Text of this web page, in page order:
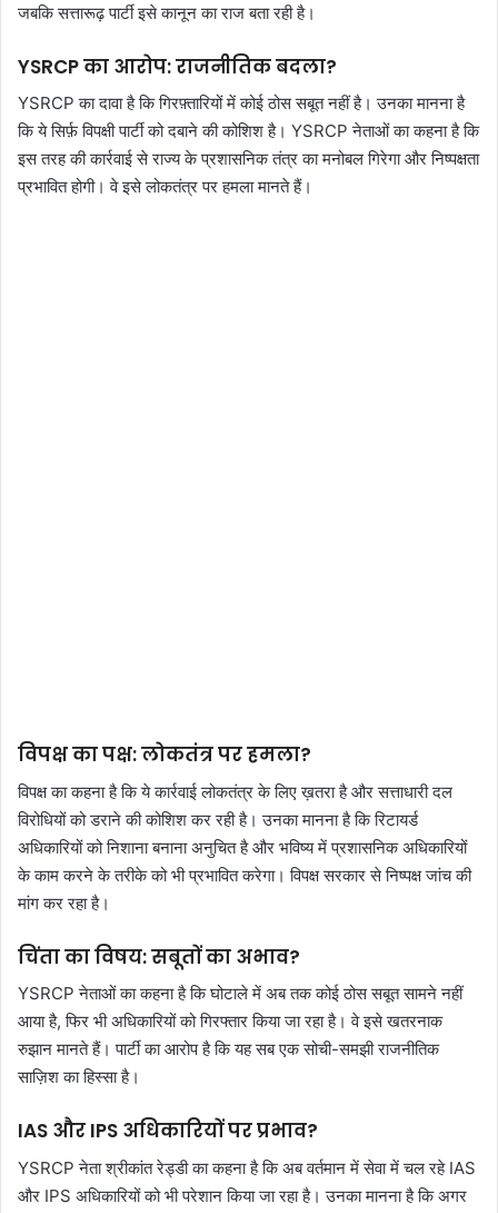
जबकि सत्तारूढ़ पार्टी इसे कानून का राज बता रही है।
YSRCP का आरोप: राजनीतिक बदला?
YSRCP का दावा है कि गिरफ़्तारियों में कोई ठोस सबूत नहीं है। उनका मानना है
कि ये सिर्फ़ विपक्षी पार्टी को दबाने की कोशिश है। YSRCP नेताओं का कहना है कि
इस तरह की कार्रवाई से राज्य के प्रशासनिक तंत्र का मनोबल गिरेगा और निष्पक्षता
प्रभावित होगी। वे इसे लोकतंत्र पर हमला मानते हैं।
विपक्ष का पक्ष: लोकतंत्र पर हमला?
विपक्ष का कहना है कि ये कार्रवाई लोकतंत्र के लिए ख़तरा है और सत्ताधारी दल
विरोधियों को डराने की कोशिश कर रही है। उनका मानना है कि रिटायर्ड
अधिकारियों को निशाना बनाना अनुचित है और भविष्य में प्रशासनिक अधिकारियों
के काम करने के तरीके को भी प्रभावित करेगा। विपक्ष सरकार से निष्पक्ष जांच की
मांग कर रहा है।
चिंता का विषय: सबूतों का अभाव?
YSRCP नेताओं का कहना है कि घोटाले में अब तक कोई ठोस सबूत सामने नहीं
आया है, फिर भी अधिकारियों को गिरफ्तार किया जा रहा है। वे इसे खतरनाक
रुझान मानते हैं। पार्टी का आरोप है कि यह सब एक सोची-समझी राजनीतिक
साज़िश का हिस्सा है।
IAS और IPS अधिकारियों पर प्रभाव?
YSRCP नेता श्रीकांत रेड्डी का कहना है कि अब वर्तमान में सेवा में चल रहे IAS
और IPS अधिकारियों को भी परेशान किया जा रहा है। उनका मानना है कि अगर